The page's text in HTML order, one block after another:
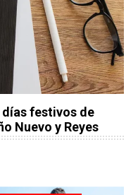
días festivos de
Nuevo y Reyes